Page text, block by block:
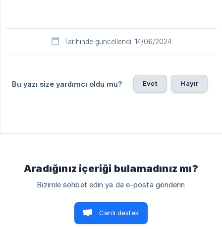
Tarihinde güncellendi: 14/06/2024
Bu yazı size yardımcı oldu mu? Evet Hayır
Aradığınız içeriği bulamadınız mı?
Bizimle sohbet edin ya da e-posta gönderin
Canlı destek